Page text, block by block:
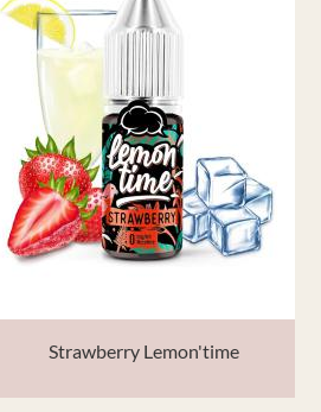
Strawberry Lemon'time